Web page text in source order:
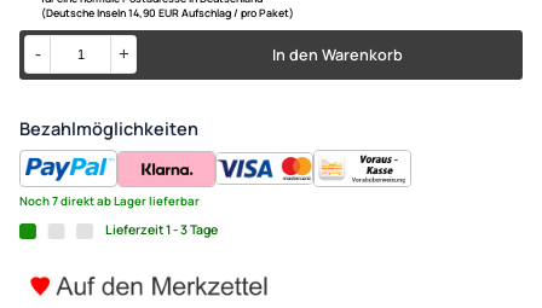
UVP 50,98 € *
43,99 €
+ EUR 6,80 Versandkosten
für eine normale Postadresse in Deutschland